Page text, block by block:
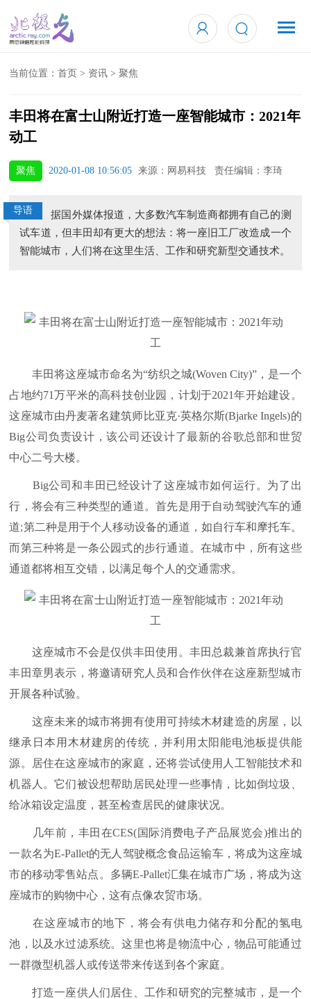
当前位置：首页 > 资讯 >聚焦
丰田将在富士山附近打造一座智能城市：2021年
动工
聚焦 2020-01-08 10:56:05 来源：网易科技 责任编辑：李琦
导语
据国外媒体报道，大多数汽车制造商都拥有自己的测
试车道，但丰田却有更大的想法：将一座旧工厂改造成一个
智能城市，人们将在这里生活、工作和研究新型交通技术。
丰田将这座城市命名为“纺织之城(Woven City)”，是一个
占地约71万平米的高科技创业园，计划于2021年开始建设。
这座城市由丹麦著名建筑师比亚克·英格尔斯(Bjarke Ingels)的
Big公司负责设计，该公司还设计了最新的谷歌总部和世贸
中心二号大楼。
Big公司和丰田已经设计了这座城市如何运行。为了出
行，将会有三种类型的通道。首先是用于自动驾驶汽车的通
道;第二种是用于个人移动设备的通道，如自行车和摩托车。
而第三种将是一条公园式的步行通道。在城市中，所有这些
通道都将相互交错，以满足每个人的交通需求。
这座城市不会是仅供丰田使用。丰田总裁兼首席执行官
丰田章男表示，将邀请研究人员和合作伙伴在这座新型城市
开展各种试验。
这座未来的城市将拥有使用可持续木材建造的房屋，以
继承日本用木材建房的传统，并利用太阳能电池板提供能
源。居住在这座城市的家庭，还将尝试使用人工智能技术和
机器人。它们被设想帮助居民处理一些事情，比如倒垃圾、
给冰箱设定温度，甚至检查居民的健康状况。
几年前，丰田在CES(国际消费电子产品展览会)推出的
一款名为E-Pallet的无人驾驶概念食品运输车，将成为这座城
市的移动零售站点。多辆E-Pallet汇集在城市广场，将成为这
座城市的购物中心，这有点像农贸市场。
在这座城市的地下，将会有供电力储存和分配的氢电
池，以及水过滤系统。这里也将是物流中心，物品可能通过
一群微型机器人或传送带来传送到各个家庭。
打造一座供人们居住、工作和研究的完整城市，是一个